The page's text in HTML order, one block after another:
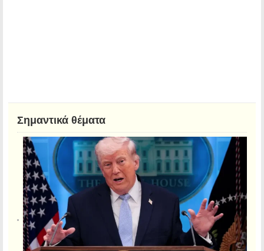
Σημαντικά θέματα